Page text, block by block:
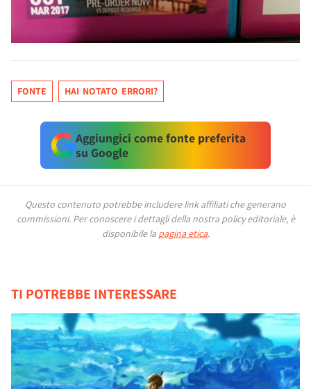
FONTE HAI NOTATO ERRORI?
Aggiungici come fonte preferita
su Google
Questo contenuto potrebbe includere link affiliati che generano
commissioni. Per conoscere i dettagli della nostra policy editoriale, è
disponibile la pagina etica.
TI POTREBBE INTERESSARE